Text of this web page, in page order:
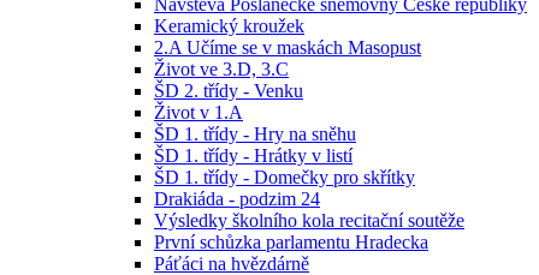
Návštěva Poslanecké sněmovny České republiky
Keramický kroužek
2.A Učíme se v maskách Masopust
Život ve 3.D, 3.C
ŠD 2. třídy - Venku
Život v 1.A
ŠD 1. třídy - Hry na sněhu
ŠD 1. třídy - Hrátky v listí
ŠD 1. třídy - Domečky pro skřítky
Drakiáda - podzim 24
Výsledky školního kola recitační soutěže
První schůzka parlamentu Hradecka
Páťáci na hvězdárně